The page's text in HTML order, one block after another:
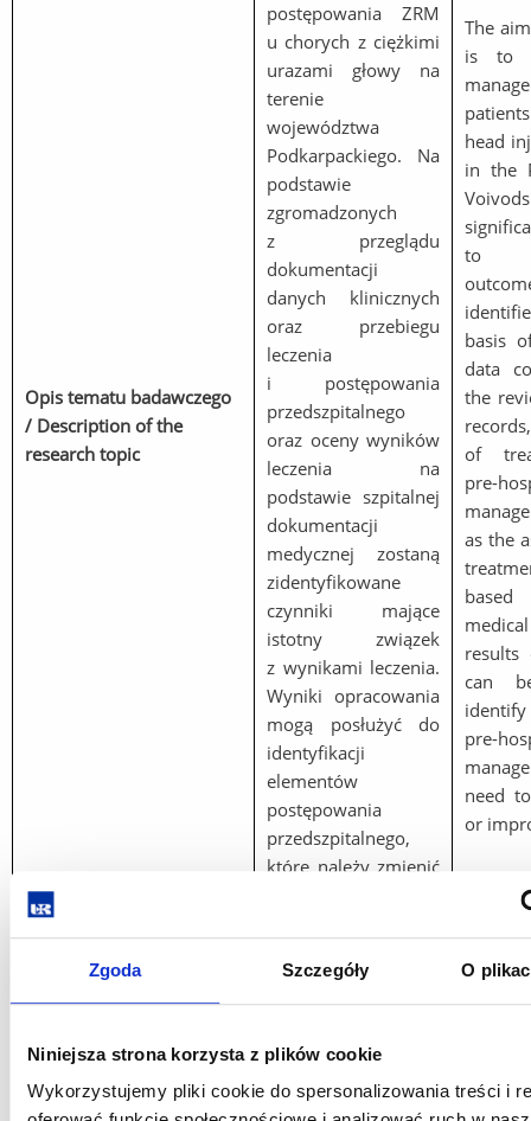
Zgoda Szczegóły O
Niniejsza strona korzysta z plików cookie
Wykorzystujemy pliki cookie do spersonalizowania treści i
Opis tematu badawczego
/ Description of the
research topic
postępowania ZRM
u chorych z ciężkimi
urazami głowy na
terenie
województwa
Podkarpackiego. Na
podstawie
zgromadzonych
z przeglądu
dokumentacji
danych klinicznych
oraz przebiegu
leczenia
i postępowania
przedszpitalnego
oraz oceny wyników
leczenia na
podstawie szpitalnej
dokumentacji
medycznej zostaną
zidentyfikowane
czynniki mające
istotny związek
z wynikami leczenia.
Wyniki opracowania
mogą posłużyć do
identyfikacji
elementów
postępowania
przedszpitalnego,
które należy zmienić
The
is to
head
in the
to
basis
data
the
of
pre-
as the
based
can
pre-
need
or
Słowa klucze / Keywords
uraz głowy, uraz
czaszkowo-
postępowanie
przedszpitalne,
zespół ratownictwa
head
Services